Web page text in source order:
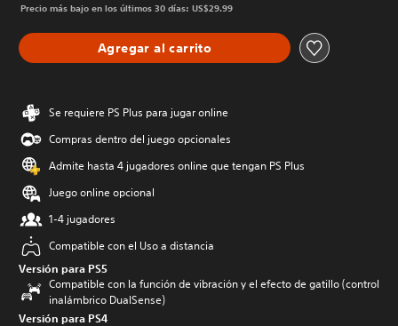
Precio más bajo en los últimos 30 días: US$29.99
Agregar al carrito
Se requiere PS Plus para jugar online
Compras dentro del juego opcionales
Admite hasta 4 jugadores online que tengan PS Plus
Juego online opcional
1-4 jugadores
Compatible con el Uso a distancia
Versión para PS5
Compatible con la función de vibración y el efecto de gatillo (control
inalámbrico DualSense)
Versión para PS4